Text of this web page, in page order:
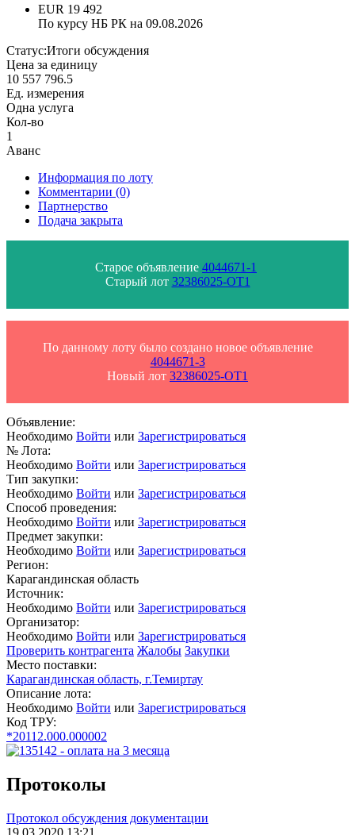
EUR 19 492
По курсу НБ РК на 09.08.2026
Статус:Итоги обсуждения
Цена за единицу
10 557 796.5
Ед. измерения
Одна услуга
Кол-во
1
Аванс
Информация по лоту
Комментарии (0)
Партнерство
Подача закрыта
Старое объявление 4044671-1
Старый лот 32386025-ОТ1
По данному лоту было создано новое объявление
4044671-3
Новый лот 32386025-ОТ1
Объявление:
Необходимо Войти или Зарегистрироваться
№ Лота:
Необходимо Войти или Зарегистрироваться
Тип закупки:
Необходимо Войти или Зарегистрироваться
Способ проведения:
Необходимо Войти или Зарегистрироваться
Предмет закупки:
Необходимо Войти или Зарегистрироваться
Регион:
Карагандинская область
Источник:
Необходимо Войти или Зарегистрироваться
Организатор:
Необходимо Войти или Зарегистрироваться
Проверить контрагента Жалобы Закупки
Место поставки:
Карагандинская область, г.Темиртау
Описание лота:
Необходимо Войти или Зарегистрироваться
Код ТРУ:
*20112.000.000002
Протоколы
Протокол обсуждения документации
19.03.2020 13:21